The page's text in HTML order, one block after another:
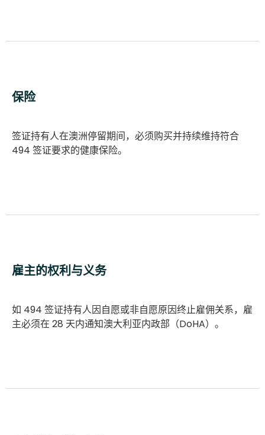
保险
签证持有人在澳洲停留期间，必须购买并持续维持符合
494 签证要求的健康保险。
雇主的权利与义务
如 494 签证持有人因自愿或非自愿原因终止雇佣关系，雇
主必须在 28 天内通知澳大利亚内政部（DoHA）。